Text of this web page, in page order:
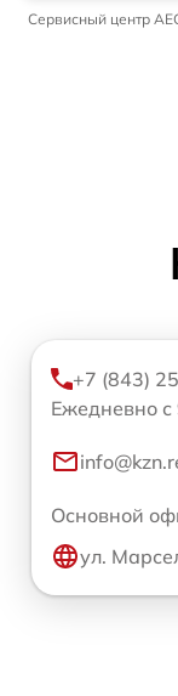
Сервисный центр
+7 (843)
Ежедневно
Основной
ул.